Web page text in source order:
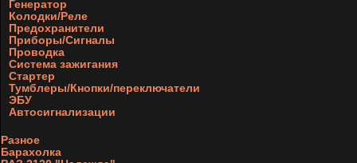
Генератор
Колодки/Реле
Предохранители
Приборы/Сигналы
Проводка
Система зажигания
Стартер
Тумблеры/Кнопки/переключатели
ЭБУ
Автосигнализации
Разное
Барахолка